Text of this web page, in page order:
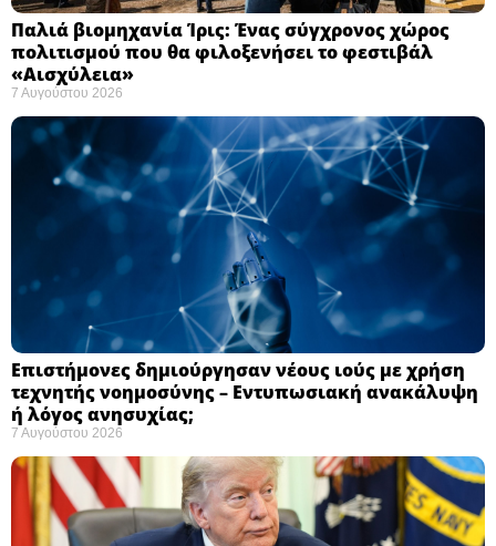
Παλιά βιομηχανία Ίρις: Ένας σύγχρονος χώρος
πολιτισμού που θα φιλοξενήσει το φεστιβάλ
«Αισχύλεια» ​
7 Αυγούστου 2026
Επιστήμονες δημιούργησαν νέους ιούς με χρήση
τεχνητής νοημοσύνης – Εντυπωσιακή ανακάλυψη
ή λόγος ανησυχίας; ​
7 Αυγούστου 2026